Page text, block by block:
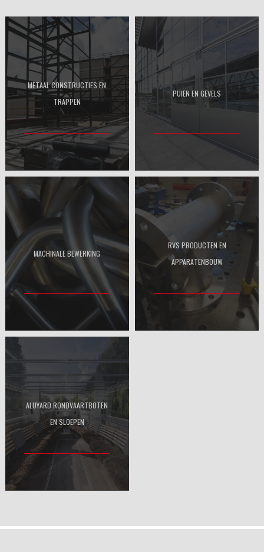
METAAL CONSTRUCTIES EN
TRAPPEN
PUIEN EN GEVELS
MACHINALE BEWERKING
RVS PRODUCTEN EN
APPARATENBOUW
ALUYARD RONDVAARTBOTEN
EN SLOEPEN